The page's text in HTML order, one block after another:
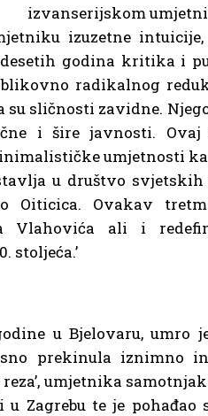
izvanserijskom
izuzetne
godina kritika i
radikalnog
sličnosti zavidne.
i šire javnosti.
umjetnosti
u društvo
Oiticica. Ovakav
Vlahovića ali i
stoljeća.’
u Bjelovaru, umro
prekinula iznimno
umjetnika
Zagrebu te je pohađao